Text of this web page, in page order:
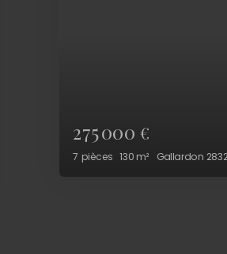
241 500€
4pièces 121m² Gallardon